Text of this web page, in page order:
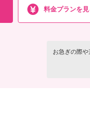
料金プランを見
お急ぎの際や